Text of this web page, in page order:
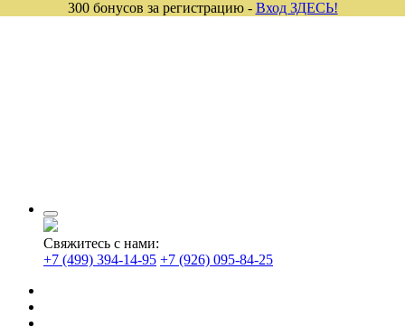
Свяжитесь с нами:
+7 (499) 394-14-95 +7 (926) 095-84-25
300 бонусов за регистрацию - Вход ЗДЕСЬ!